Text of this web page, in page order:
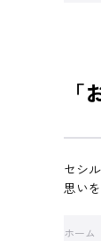
セシ
思い
ホーム